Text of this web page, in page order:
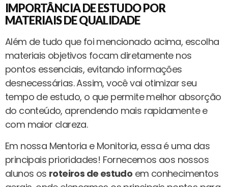
IMPORTÂNCIA DE ESTUDO POR
MATERIAIS DE QUALIDADE
Além de tudo que foi mencionado acima, escolha
materiais objetivos focam diretamente nos
pontos essenciais, evitando informações
desnecessárias. Assim, você vai otimizar seu
tempo de estudo, o que permite melhor absorção
do conteúdo, aprendendo mais rapidamente e
com maior clareza.
Em nossa Mentoria e Monitoria, essa é uma das
principais prioridades! Fornecemos aos nossos
alunos os roteiros de estudo em conhecimentos